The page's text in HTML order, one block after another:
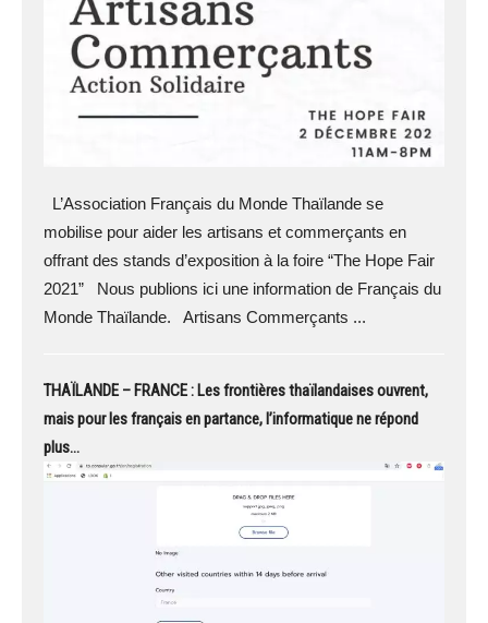
L’Association Français du Monde Thaïlande se
mobilise pour aider les artisans et commerçants en
offrant des stands d’exposition à la foire “The Hope Fair
2021” Nous publions ici une information de Français du
Monde Thaïlande. Artisans Commerçants ...
THAÏLANDE – FRANCE : Les frontières thaïlandaises ouvrent,
mais pour les français en partance, l’informatique ne répond
plus…